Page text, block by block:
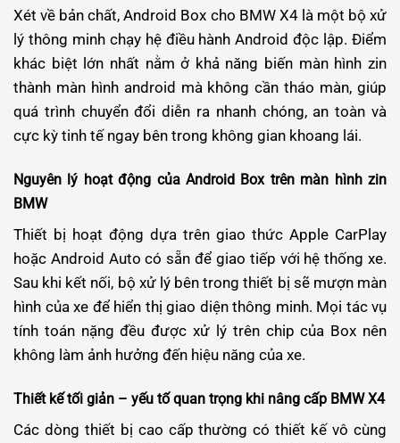
Xét về bản chất, Android Box cho BMW X4 là một bộ xử
lý thông minh chạy hệ điều hành Android độc lập. Điểm
khác biệt lớn nhất nằm ở khả năng biến màn hình zin
thành màn hình android mà không cần tháo màn, giúp
quá trình chuyển đổi diễn ra nhanh chóng, an toàn và
cực kỳ tinh tế ngay bên trong không gian khoang lái.
Nguyên lý hoạt động của Android Box trên màn hình zin
BMW
Thiết bị hoạt động dựa trên giao thức Apple CarPlay
hoặc Android Auto có sẵn để giao tiếp với hệ thống xe.
Sau khi kết nối, bộ xử lý bên trong thiết bị sẽ mượn màn
hình của xe để hiển thị giao diện thông minh. Mọi tác vụ
tính toán nặng đều được xử lý trên chip của Box nên
không làm ảnh hưởng đến hiệu năng của xe.
Thiết kế tối giản – yếu tố quan trọng khi nâng cấp BMW X4
Các dòng thiết bị cao cấp thường có thiết kế vô cùng